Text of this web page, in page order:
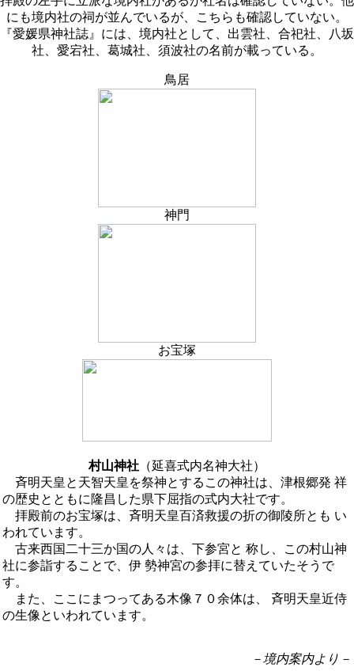
にも境内社の祠が並んでいるが、こちらも確認していない。
『愛媛県神社誌』には、境内社として、出雲社、合祀社、八坂
社、愛宕社、葛城社、須波社の名前が載っている。
鳥居
神門
お宝塚
村山神社 （延喜式内名神大社）
斉明天皇と天智天皇を祭神とするこの神社は、津根郷発 祥
の歴史とともに隆昌した県下屈指の式内大社です。
拝殿前のお宝塚は、斉明天皇百済救援の折の御陵所とも い
われています。
古来西国二十三か国の人々は、下参宮と 称し、この村山神
社に参詣することで、伊 勢神宮の参拝に替えていたそうで
す。
また、ここにまつってある木像７０余体は、 斉明天皇近侍
の生像といわれています。
－境内案内より－